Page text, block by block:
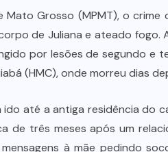
Grosso (MPMT), o
de Juliana e ateado fogo.
por lesões de segundo e
(HMC), onde morreu dias
até a antiga residência do
de três meses após um
à mãe pedindo
e
filhos
De
rosto,